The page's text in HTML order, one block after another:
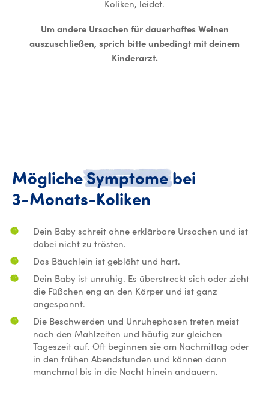
Koliken, leidet.
Um andere Ursachen für dauerhaftes Weinen
auszuschließen, sprich bitte unbedingt mit deinem
Kinderarzt.
Mögliche Symptome bei
3-Monats-Koliken
Dein Baby schreit ohne erklärbare Ursachen und ist
dabei nicht zu trösten.
Das Bäuchlein ist gebläht und hart.
Dein Baby ist unruhig. Es überstreckt sich oder zieht
die Füßchen eng an den Körper und ist ganz
angespannt.
Die Beschwerden und Unruhephasen treten meist
nach den Mahlzeiten und häufig zur gleichen
Tageszeit auf. Oft beginnen sie am Nachmittag oder
in den frühen Abendstunden und können dann
manchmal bis in die Nacht hinein andauern.